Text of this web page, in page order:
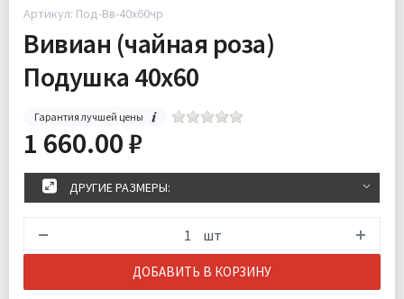
Артикул: Под-Вв-40х60чр
Вивиан (чайная роза)
Подушка 40х60
Гарантия лучшей цены
1 660.00 ₽
ДРУГИЕ РАЗМЕРЫ:
шт
ДОБАВИТЬ В КОРЗИНУ